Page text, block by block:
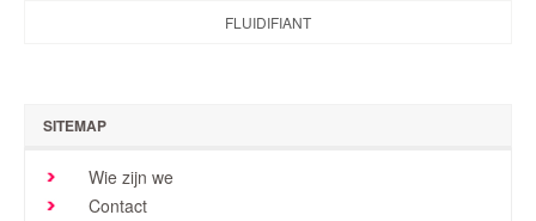
Niews
FLUIDIFIANT
SITEMAP
Wie zijn we
Contact